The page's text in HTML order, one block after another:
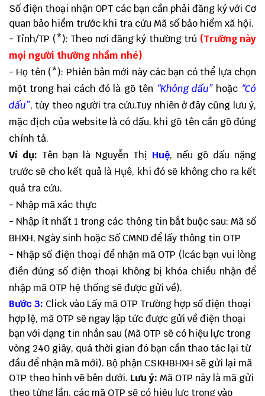
Số điện thoại nhận OPT các bạn cần phải đăng ký với Cơ
quan bảo hiểm trước khi tra cứu Mã số bảo hiểm xã hội.
- Tỉnh/TP (*): Theo nơi đăng ký thường trú (Trường này
mọi người thường nhầm nhé)
- Họ tên (*): Phiên bản mới này các bạn có thể lựa chọn
một trong hai cách đó là gõ tên “Không dấu” hoặc “Có
dấu”, tùy theo người tra cứu.Tuy nhiên ở đây cũng lưu ý,
mặc địch của website là có dấu, khi gõ tên cần gõ đúng
chính tả.
Ví dụ: Tên bạn là Nguyễn Thị Huệ, nếu gõ dấu nặng
trước sẽ cho kết quả là Hụê, khi đó sẽ không cho ra kết
quả tra cứu.
- Nhập mã xác thực
- Nhập ít nhất 1 trong các thông tin bắt buộc sau: Mã số
BHXH, Ngày sinh hoặc Số CMND để lấy thông tin OTP
- Nhập số điện thoại để nhận mã OTP (lcác bạn vui lòng
điền đúng số điện thoại không bị khóa chiều nhận để
nhập mã OTP hệ thống sẽ được gửi về).
Bước 3: Click vào Lấy mã OTP Trường hợp số điện thoại
hợp lệ, mã OTP sẽ ngay lập tức được gửi về điện thoại
bạn với dạng tin nhắn sau (Mã OTP sẽ có hiệu lực trong
vòng 240 giây, quá thời gian đó bạn cần thao tác lại từ
đầu để nhận mã mới). Bộ phận CSKHBHXH sẽ gửi lại mã
OTP theo hình vẽ bên dưới. Lưu ý: Mã OTP này là mã gửi
theo từng lần, các mã OTP sẽ có hiệu lực trong vào